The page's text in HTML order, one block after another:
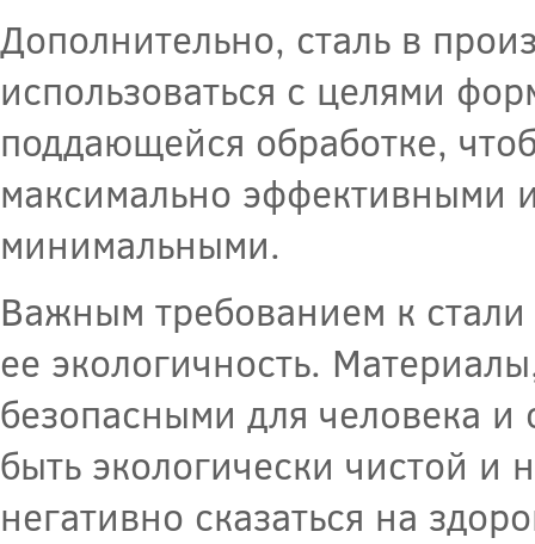
Дополнительно, сталь в
использоваться с целями
поддающейся обработке,
максимально эффективными
минимальными.
Важным требованием к стали
ее экологичность.
безопасными для человека
быть экологически чистой и
негативно сказаться на